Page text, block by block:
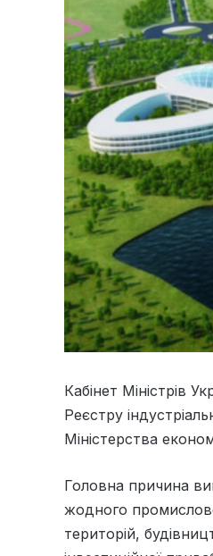
Кабінет Міністрів
Реєстру
Міністерства
Головна причина
жодного
територій,